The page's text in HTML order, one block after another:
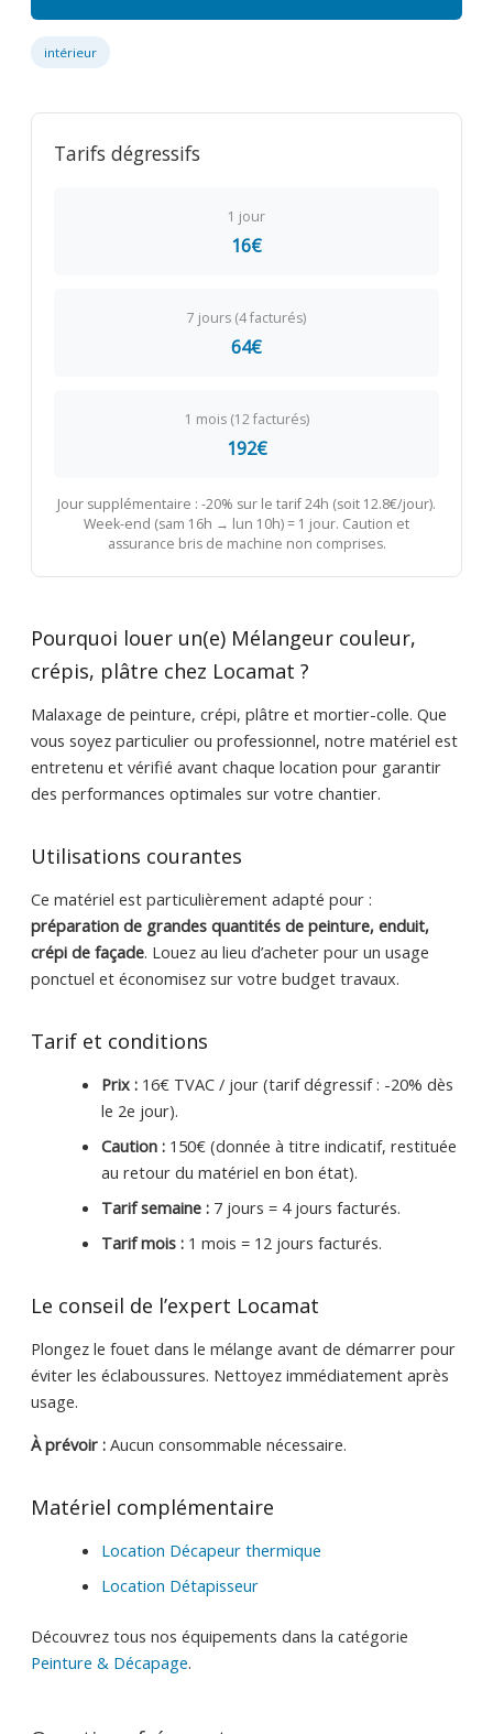
intérieur
Tarifs dégressifs
1 jour
16€
7 jours (4 facturés)
64€
1 mois (12 facturés)
192€
Jour supplémentaire : -20% sur le tarif 24h (soit 12.8€/jour).
Week-end (sam 16h → lun 10h) = 1 jour. Caution et
assurance bris de machine non comprises.
Pourquoi louer un(e) Mélangeur couleur,
crépis, plâtre chez Locamat ?
Malaxage de peinture, crépi, plâtre et mortier-colle. Que
vous soyez particulier ou professionnel, notre matériel est
entretenu et vérifié avant chaque location pour garantir
des performances optimales sur votre chantier.
Utilisations courantes
Ce matériel est particulièrement adapté pour :
préparation de grandes quantités de peinture, enduit,
crépi de façade. Louez au lieu d’acheter pour un usage
ponctuel et économisez sur votre budget travaux.
Tarif et conditions
Prix :16€ TVAC / jour (tarif dégressif : -20% dès
le 2e jour).
Caution :150€ (donnée à titre indicatif, restituée
au retour du matériel en bon état).
Tarif semaine :7 jours = 4 jours facturés.
Tarif mois :1 mois = 12 jours facturés.
Le conseil de l’expert Locamat
Plongez le fouet dans le mélange avant de démarrer pour
éviter les éclaboussures. Nettoyez immédiatement après
usage.
À prévoir :Aucun consommable nécessaire.
Matériel complémentaire
Location Décapeur thermique
Location Détapisseur
Découvrez tous nos équipements dans la catégorie
Peinture & Décapage.